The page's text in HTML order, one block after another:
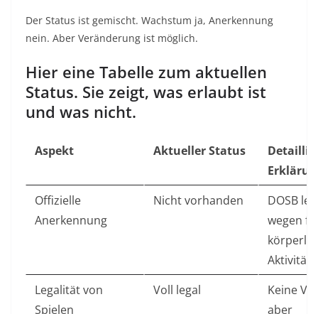
Der Status ist gemischt. Wachstum ja, Anerkennung
nein. Aber Veränderung ist möglich.
Hier eine Tabelle zum aktuellen
Status. Sie zeigt, was erlaubt ist
und was nicht.
Aspekt Aktueller Status
Offizielle
Anerkennung
Nicht vorhanden
DOSB
wegen
Aktivität
Legalität von
Spielen
Voll legal
Keine
aber